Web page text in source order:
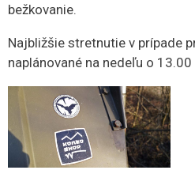
bežkovanie.
Najbližšie stretnutie v prípade
naplánované na nedeľu o 13.00